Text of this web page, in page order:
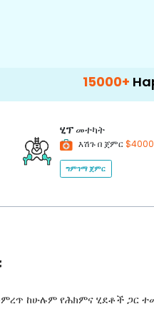
Happy
ሂፕመተካት
እሽጉ በ ጀምር$4000
ግምገማ ጀምር
ከሁሉም የሕክምና ሂደቶች ጋር